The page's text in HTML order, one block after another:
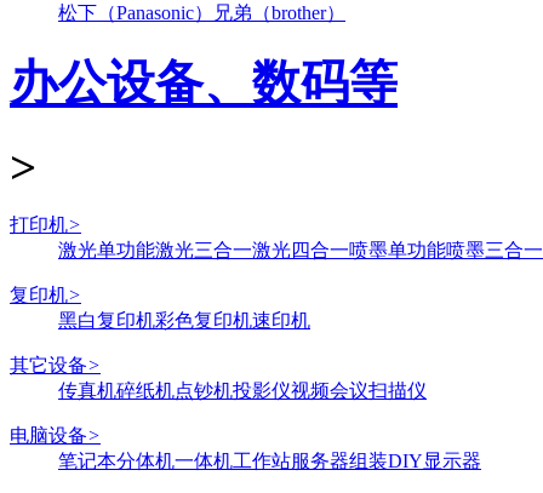
松下（Panasonic）
兄弟（brother）
办公设备、数码等
>
打印机>
激光单功能激光三合一激光四合一喷墨单功能喷墨三合一
复印机>
黑白复印机彩色复印机速印机
其它设备>
传真机碎纸机点钞机投影仪视频会议扫描仪
电脑设备>
笔记本分体机一体机工作站服务器组装DIY显示器